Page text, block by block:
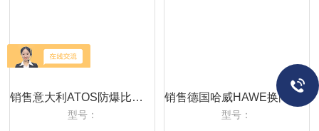
销售意大利ATOS防爆比例阀DHA-0714/PA-M
型号： 型号：